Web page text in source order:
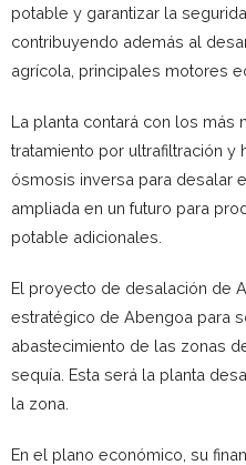
potable y garantizar la
contribuyendo además al
agrícola, principales motores
La planta contará con los
tratamiento por ultrafiltración y
ósmosis inversa para desalar
ampliada en un futuro para
potable adicionales.
El proyecto de desalación de
estratégico de Abengoa para
abastecimiento de las zonas
sequía. Esta será la planta
la zona.
En el plano económico, su